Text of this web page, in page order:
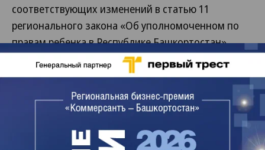
соответствующих изменений в статью 11
регионального закона «Об уполномоченном по
правам ребенка в Республике Башкортостан».
Законопроект был разработан по предложению
рабочей группы регионального парламента по
профилактике случаев травли в детских
коллективах. По данным инициаторов
законопроекта, около 10% детей подвергаются
травле в той или иной форме, а около половины